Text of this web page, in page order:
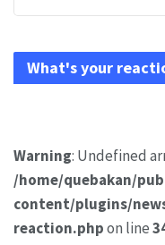
What's your
Warning: Undefined
/home/quebakan/
content/plugins/
reaction.phpon line